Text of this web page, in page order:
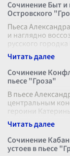
Сочинение Быт и
Островского
Пьеса
и наглядно
русского
открывает перед
Сочинение
пьесе "Гроза"
В пьесе
центральным
героини
олицетворяющим
Сочинение
устоев в пьесе